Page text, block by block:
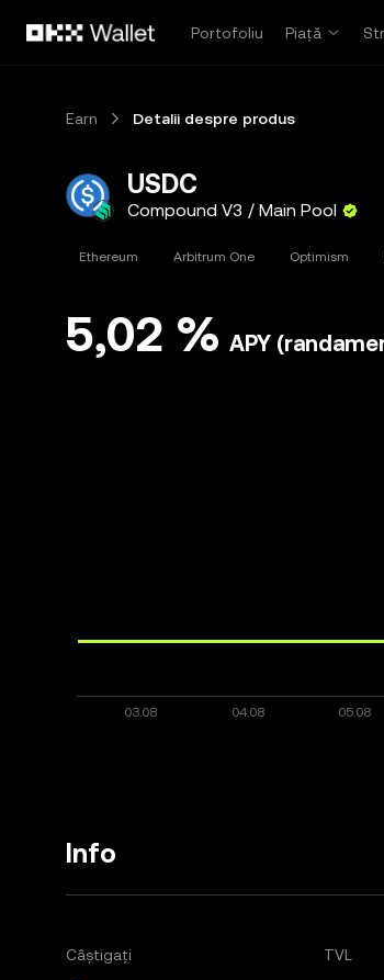
Portofoliu
Piață
Earn Detalii despre produs
USDC
Compound V3 / Main Pool
Ethereum Arbitrum One Optimism
5,02 % APY
Info
Câștigați TVL